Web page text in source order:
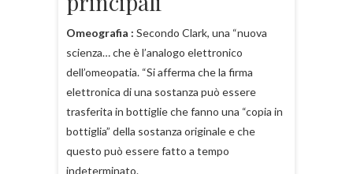
Omeografia : Secondo Clark, una “nuova
scienza… che è l’analogo elettronico
dell’omeopatia. “Si afferma che la firma
elettronica di una sostanza può essere
trasferita in bottiglie che fanno una “copia in
bottiglia” della sostanza originale e che
questo può essere fatto a tempo
indeterminato.